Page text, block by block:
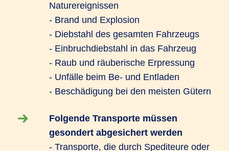
Naturereignissen
- Brand und Explosion
- Diebstahl des gesamten Fahrzeugs
- Einbruchdiebstahl in das Fahrzeug
- Raub und räuberische Erpressung
- Unfälle beim Be- und Entladen
- Beschädigung bei den meisten Gütern
Folgende Transporte müssen
gesondert abgesichert werden
- Transporte, die durch Spediteure oder